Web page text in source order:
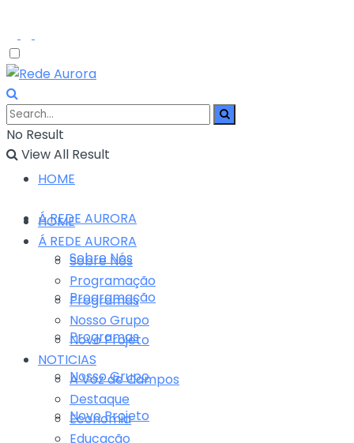
No Result
View All Result
HOME
Á REDE AURORA
Sobre Nós
Programação
Programas
Nosso Grupo
Novo Projeto
HOME
Á REDE AURORA
Sobre Nós
Programação
Programas
Nosso Grupo
Novo Projeto
NOTICIAS
A Voz de Campos
Destaque
Economia
Educação